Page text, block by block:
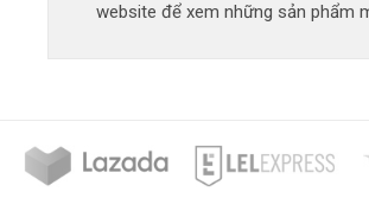
website để xem những sản phẩm